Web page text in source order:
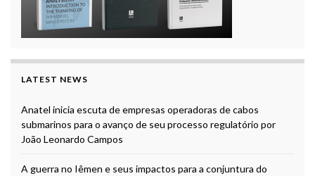
LATEST NEWS
Anatel inicia escuta de empresas operadoras de cabos
submarinos para o avanço de seu processo regulatório por
João Leonardo Campos
A guerra no Iêmen e seus impactos para a conjuntura do